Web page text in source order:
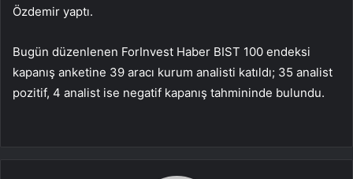
Özdemir yaptı.
Bugün düzenlenen ForInvest Haber BIST 100 endeksi
kapanış anketine 39 aracı kurum analisti katıldı; 35 analist
pozitif, 4 analist ise negatif kapanış tahmininde bulundu.